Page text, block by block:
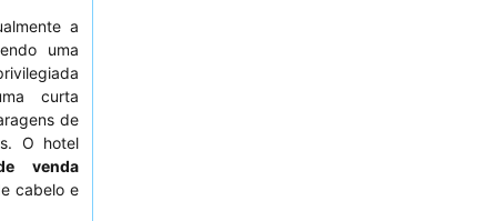
a
uma
curta
de
O hotel
venda
cabelo e